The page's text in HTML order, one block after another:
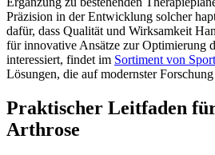
Präzision in der Entwicklung solcher
dafür, dass Qualität und Wirksamkeit
für innovative Ansätze zur Optimierung
interessiert, findet im Sortiment von
Lösungen, die auf modernster Forschung
Praktischer Leitfaden
Arthrose